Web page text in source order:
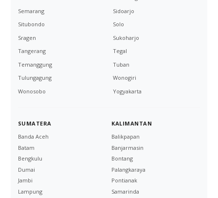
Semarang
Sidoarjo
Situbondo
Solo
Sragen
Sukoharjo
Tangerang
Tegal
Temanggung
Tuban
Tulungagung
Wonogiri
Wonosobo
Yogyakarta
SUMATERA
Banda Aceh
Batam
Bengkulu
Dumai
Jambi
Lampung
KALIMANTAN
Balikpapan
Banjarmasin
Bontang
Palangkaraya
Pontianak
Samarinda